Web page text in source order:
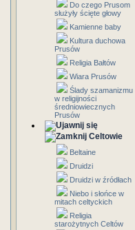
Do czego Prusom
służyły ścięte głowy
Kamienne baby
Kultura duchowa
Prusów
Religia Bałtów
Wiara Prusów
Ślady szamanizmu
w religijności
średniowiecznych
Prusów
Celtowie
Beltaine
Druidzi
Druidzi w źródłach
Niebo i słońce w
mitach celtyckich
Religia
starożytnych Celtów